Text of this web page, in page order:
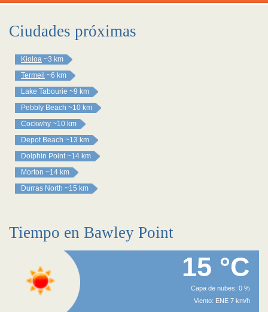
Ciudades próximas
Kioloa ~3 km
Termeil ~6 km
Lake Tabourie ~9 km
Pebbly Beach ~10 km
Cockwhy ~10 km
Depot Beach ~13 km
Dolphin Point ~14 km
Morton ~14 km
Durras North ~15 km
Tiempo en Bawley Point
15 °C
Capa de nubes: 0 %
Viento: ENE 7 km/h